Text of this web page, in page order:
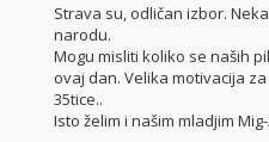
Strava su, odličan izbor.
narodu.
Mogu misliti koliko se naših
ovaj dan. Velika motivacija
35tice..
Isto želim i našim mladjim